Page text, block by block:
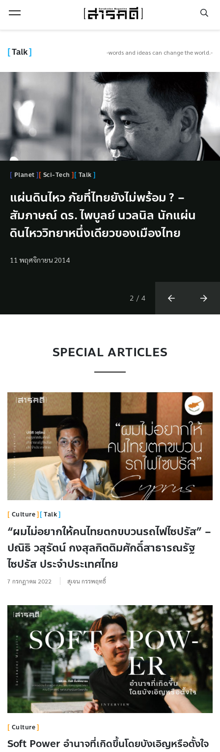
Talk -words and ideas can change the world.-
M Communities Talk
“ในนาทีพิบัติ สิ่งที่สังคมไทยขาดคือการ
พูดความจริง” – รศ.ดร.เสรี ศุภราทิตย์
Culture
Special Scene : ตะวัน วัตุยา แสงสว่าง
ที่ (ไม่ยอม) ถูกขังใต้เงามืด
Planet Sci-Tech Talk
แผ่นดินไหว ภัยที่ไทยยังไม่พร้อม ? –
สัมภาษณ์ ดร. ไพบูลย์ นวลนิล นักแผ่น
ดินไหววิทยาหนึ่งเดียวของเมืองไทย
11 พฤศจิกายน 2014
Communities Talk
นายแพทย์ภากร จันทนมัฏฐะ “หลัก
วิทยาศาสตร์ทั่วไปไม่ขัดแย้งกับพระคัมภีร์
ไบเบิล ยกเว้นทฤษฎีของ ชาร์ลส์ ดาร์วิน”
7 มีนาคม 2009
M Communities Talk
“ในนาทีพิบัติ สิ่งที่สังคมไทยขาดคือการ
พูดความจริง” – รศ.ดร.เสรี ศุภราทิตย์
Culture
Special Scene : ตะวัน วัตุยา แสงสว่าง
ที่ (ไม่ยอม) ถูกขังใต้เงามืด
2 / 4
SPECIAL ARTICLES
Culture Talk
“ผมไม่อยากให้คนไทยตกขบวนรถไฟไซปรัส” –
ปณิธิ วสุรัตน์ กงสุลกิตติมศักดิ์สาธารณรัฐ
ไซปรัส ประจำประเทศไทย
7 กรกฎาคม 2022 สุเจน กรรพฤทธิ์
Culture
Soft Power อำนาจที่เกิดขึ้นโดยบังเอิญหรือตั้งใจ